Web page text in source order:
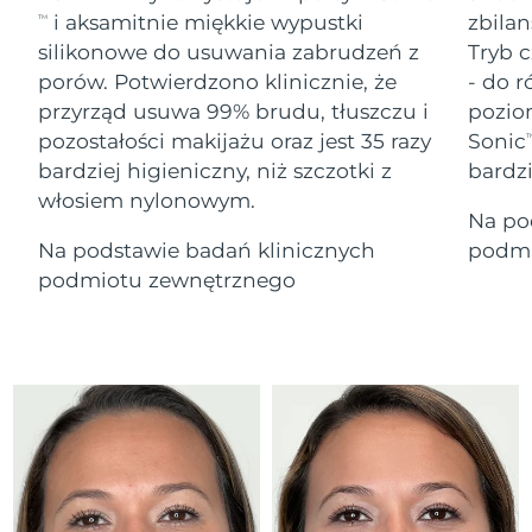
TM
i aksamitnie miękkie wypustki
silikonowe do usuwania zabrudzeń z
porów. Potwierdzono klinicznie, że
przyrząd usuwa 99% brudu, tłuszczu i
pozostałości makijażu oraz jest 35 razy
bardziej higieniczny, niż szczotki z
włosiem nylonowym.
Na podstawie badań klinicznych
podmiotu zewnętrznego
Tryb
- do
Sonic
Na
All revitalizing eye massagers
Advanced pore care essentials
Serum
For healthy hair
issa™ Teeth Whitening Gel
18% PAP
Kosmetyki Mężczyźni
Kupuj
Gibraltar
8/13/26
Grecja
Oczekiwany czas dostawy
8/9/26
SRA Hongkong
(Chiny)
Oczekiwany czas dostawy
8/10/26
Oczekiwany czas dostawy
Irlandia
Oczekiwany czas dostawy
8/9/26
Wyspa Man
Oczekiwany czas dostawy
8/11/26